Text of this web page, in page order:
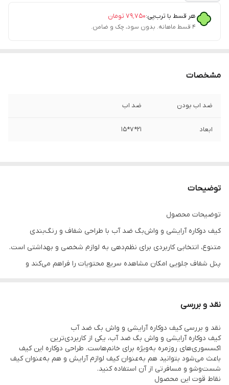
هر قسط با ترب‌پی:۷۹٬۷۵۰ تومان
۴ قسط ماهانه. بدون سود، چک و ضامن.
مشخصات
ضد اب بودن ضد اب
ابعاد 21*7*15
توضیحات
توضیحات محصول
کیف دوکاره آرایشی و واش‌بگ ضد آب با طراحی شفاف و رنگ‌بندی
متنوع، انتخابی کاربردی برای نظم‌دهی به لوازم شخصی و بهداشتی است.
پنل شفاف جلویی امکان مشاهده سریع محتویات را فراهم می‌کند و
نقد و بررسی
نقد و بررسی کیف دوکاره آرایشی و واش‌ بگ ضد آب
کیف دوکاره آرایشی و واش‌ بگ ضد آب، یکی از کاربردی‌ترین
اکسسوری‌های روزمره به‌ویژه برای خانم‌هاست. طراحی دوکاره این کیف
باعث می‌شود بتوانید هم به‌عنوان کیف لوازم آرایش و هم به‌عنوان کیف
شست‌وشو و مسافرتی از آن استفاده کنید.
نقاط قوت این محصول